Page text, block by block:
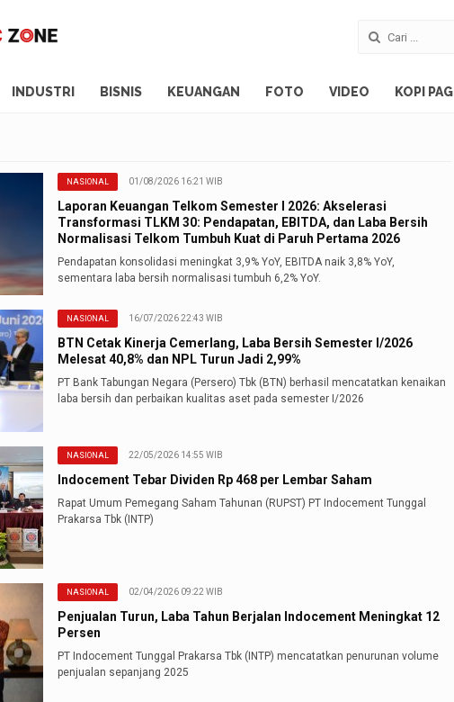
INDUSTRI BISNIS KEUANGAN FOTO VIDEO KOPI PAGI
NASIONAL 01/08/2026 16:21 WIB
Laporan Keuangan Telkom Semester I 2026: Akselerasi
Transformasi TLKM 30: Pendapatan, EBITDA, dan Laba Bersih
Normalisasi Telkom Tumbuh Kuat di Paruh Pertama 2026
Pendapatan konsolidasi meningkat 3,9% YoY, EBITDA naik 3,8% YoY,
sementara laba bersih normalisasi tumbuh 6,2% YoY.
NASIONAL 16/07/2026 22:43 WIB
BTN Cetak Kinerja Cemerlang, Laba Bersih Semester I/2026
Melesat 40,8% dan NPL Turun Jadi 2,99%
PT Bank Tabungan Negara (Persero) Tbk (BTN) berhasil mencatatkan kenaikan
laba bersih dan perbaikan kualitas aset pada semester I/2026
NASIONAL 22/05/2026 14:55 WIB
Indocement Tebar Dividen Rp 468 per Lembar Saham
Rapat Umum Pemegang Saham Tahunan (RUPST) PT Indocement Tunggal
Prakarsa Tbk (INTP)
NASIONAL 02/04/2026 09:22 WIB
Penjualan Turun, Laba Tahun Berjalan Indocement Meningkat 12
Persen
PT Indocement Tunggal Prakarsa Tbk (INTP) mencatatkan penurunan volume
penjualan sepanjang 2025